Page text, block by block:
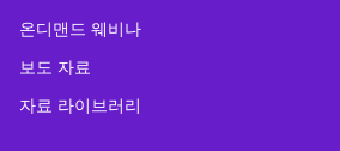
온디맨드 웨비나
보도 자료
자료 라이브러리